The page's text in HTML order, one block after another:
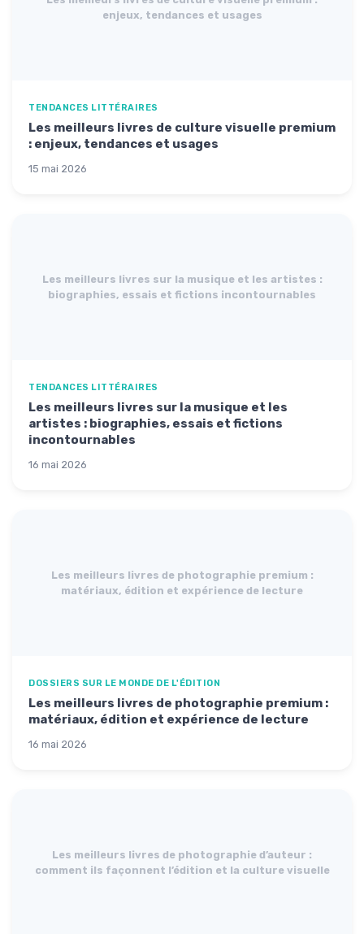
enjeux, tendances et usages
TENDANCES LITTÉRAIRES
Les meilleurs livres de culture visuelle premium
: enjeux, tendances et usages
15 mai 2026
Les meilleurs livres sur la musique et les artistes :
biographies, essais et fictions incontournables
TENDANCES LITTÉRAIRES
Les meilleurs livres sur la musique et les
artistes : biographies, essais et fictions
incontournables
16 mai 2026
Les meilleurs livres de photographie premium :
matériaux, édition et expérience de lecture
DOSSIERS SUR LE MONDE DE L'ÉDITION
Les meilleurs livres de photographie premium :
matériaux, édition et expérience de lecture
16 mai 2026
Les meilleurs livres de photographie d’auteur :
comment ils façonnent l’édition et la culture visuelle